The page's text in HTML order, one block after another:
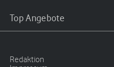
Top Angebote
Redaktion